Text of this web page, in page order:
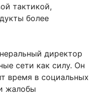
тактикой,
более
директор
сети как силу. Он
время в социальных
жалобы